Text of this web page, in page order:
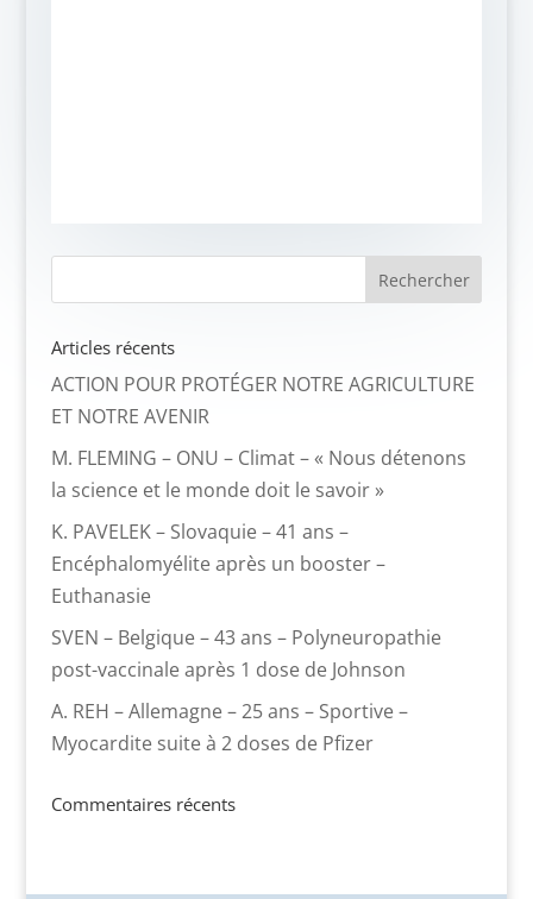
Articles récents
ACTION POUR PROTÉGER NOTRE AGRICULTURE
ET NOTRE AVENIR
M. FLEMING – ONU – Climat – « Nous détenons
la science et le monde doit le savoir »
K. PAVELEK – Slovaquie – 41 ans –
Encéphalomyélite après un booster –
Euthanasie
SVEN – Belgique – 43 ans – Polyneuropathie
post-vaccinale après 1 dose de Johnson
A. REH – Allemagne – 25 ans – Sportive –
Myocardite suite à 2 doses de Pfizer
Commentaires récents